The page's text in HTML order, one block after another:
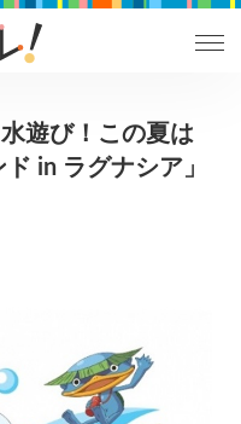
遊び！この夏は
in ラグナシア」